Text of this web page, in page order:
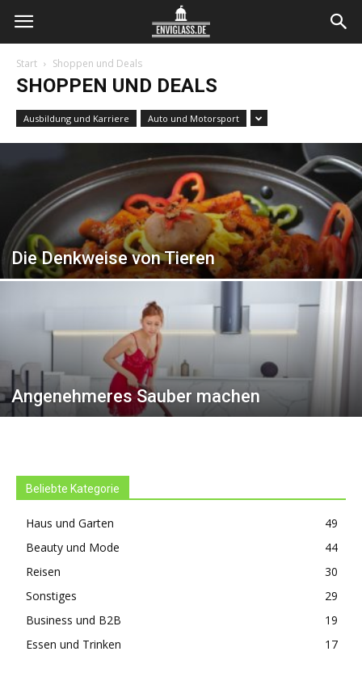
Envi
Glass
Start Shoppen und Deals
SHOPPEN UND DEALS
Ausbildung und Karriere Auto und Motorsport
Die Denkweise von Tieren
Angenehmeres Sauber machen
Beliebte Kategorie
Haus und Garten
49
Beauty und Mode
44
Reisen
30
Sonstiges
29
Business und B2B
19
Essen und Trinken
17